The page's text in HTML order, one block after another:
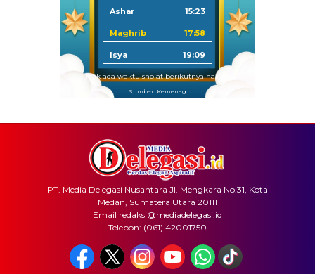
Ashar 15:23
Maghrib 17:58
Isya 19:09
Tidak ada waktu sholat berikutnya hari ini.
Sumber: Kemenag
PT. Media Delegasi Nusantara Jl. Mengkara No.31, Kota
Medan, Sumatera Utara 20111
Email redaksi@mediadelegasi.id
Telepon: (061) 42001750